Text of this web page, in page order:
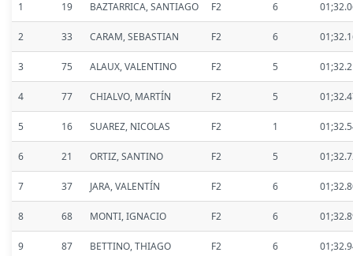
1 19 BAZTARRICA, SANTIAGO F2 6
2 33 CARAM, SEBASTIAN F2 6
3 75 ALAUX, VALENTINO F2 5
4 77 CHIALVO, MARTÍN F2 5
5 16 SUAREZ, NICOLAS F2 1
6 21 ORTIZ, SANTINO F2 5
7 37 JARA, VALENTÍN F2 6
8 68 MONTI, IGNACIO F2 6
9 87 BETTINO, THIAGO F2 6